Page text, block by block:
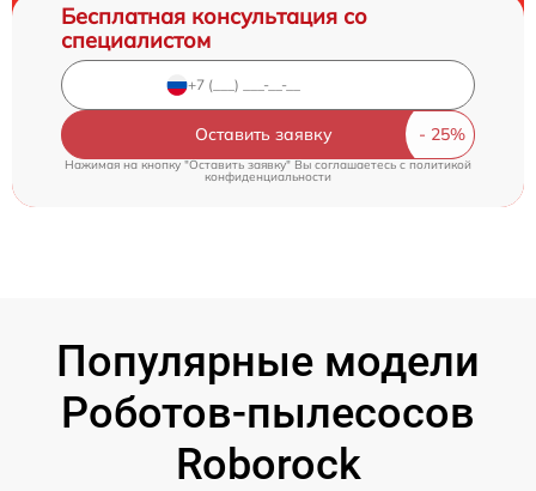
Бесплатная консультация со
специалистом
Оставить заявку
Нажимая на кнопку "Оставить заявку" Вы соглашаетесь cполитикой
конфиденциальности
Популярные модели
Роботов-пылесосов
Roborock